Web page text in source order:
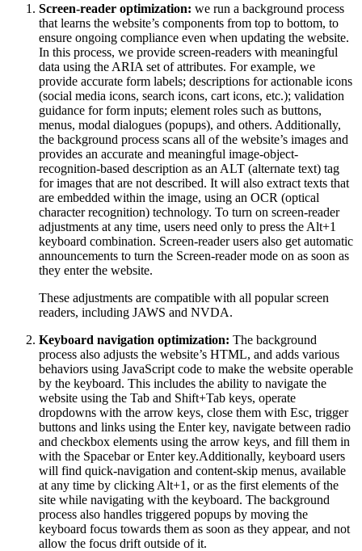
Screen-reader optimization: we run a background process
that learns the website’s components from top to bottom, to
ensure ongoing compliance even when updating the website.
In this process, we provide screen-readers with meaningful
data using the ARIA set of attributes. For example, we
provide accurate form labels; descriptions for actionable icons
(social media icons, search icons, cart icons, etc.); validation
guidance for form inputs; element roles such as buttons,
menus, modal dialogues (popups), and others. Additionally,
the background process scans all of the website’s images and
provides an accurate and meaningful image-object-
recognition-based description as an ALT (alternate text) tag
for images that are not described. It will also extract texts that
are embedded within the image, using an OCR (optical
character recognition) technology. To turn on screen-reader
adjustments at any time, users need only to press the Alt+1
keyboard combination. Screen-reader users also get automatic
announcements to turn the Screen-reader mode on as soon as
they enter the website.
These adjustments are compatible with all popular screen
readers, including JAWS and NVDA.
Keyboard navigation optimization: The background
process also adjusts the website’s HTML, and adds various
behaviors using JavaScript code to make the website operable
by the keyboard. This includes the ability to navigate the
website using the Tab and Shift+Tab keys, operate
dropdowns with the arrow keys, close them with Esc, trigger
buttons and links using the Enter key, navigate between radio
and checkbox elements using the arrow keys, and fill them in
with the Spacebar or Enter key.Additionally, keyboard users
will find quick-navigation and content-skip menus, available
at any time by clicking Alt+1, or as the first elements of the
site while navigating with the keyboard. The background
process also handles triggered popups by moving the
keyboard focus towards them as soon as they appear, and not
allow the focus drift outside of it.